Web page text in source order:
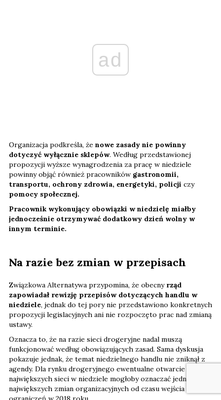
ad
Organizacja podkreśla, że nowe zasady nie powinny
dotyczyć wyłącznie sklepów. Według przedstawionej
propozycji wyższe wynagrodzenia za pracę w niedziele
powinny objąć również pracowników gastronomii,
transportu, ochrony zdrowia, energetyki, policji czy
pomocy społecznej.
Pracownik wykonujący obowiązki w niedzielę miałby
jednocześnie otrzymywać dodatkowy dzień wolny w
innym terminie.
Na razie bez zmian w przepisach
Związkowa Alternatywa przypomina, że obecny rząd
zapowiadał rewizję przepisów dotyczących handlu w
niedziele, jednak do tej pory nie przedstawiono konkretnych
propozycji legislacyjnych ani nie rozpoczęto prac nad zmianą
ustawy.
Oznacza to, że na razie sieci drogeryjne nadal muszą
funkcjonować według obowiązujących zasad. Sama dyskusja
pokazuje jednak, że temat niedzielnego handlu nie zniknął z
agendy. Dla rynku drogeryjnego ewentualne otwarcie
największych sieci w niedziele mogłoby oznaczać jedną z
największych zmian organizacyjnych od czasu wejścia w życie